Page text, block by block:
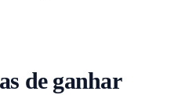
de ganhar